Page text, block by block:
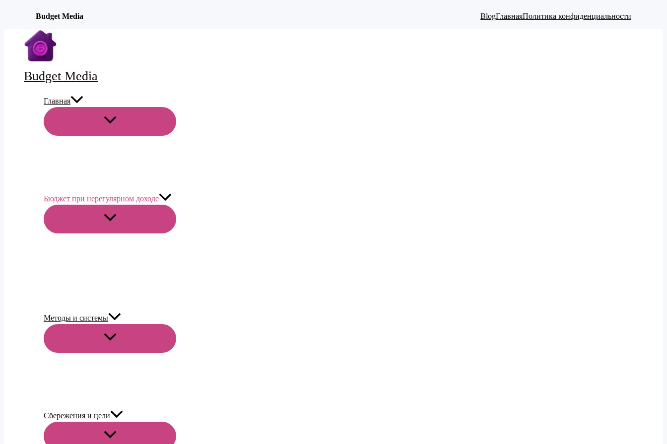
Budget Media BlogГлавнаяПолитика конфиденциальности
Перейти
содержимому
Budget Media
Главная
ПЕРЕКЛЮЧАТЕЛЬ
Бюджет при нерегулярном доходе
ПЕРЕКЛЮЧАТЕЛЬ
Методы и системы
ПЕРЕКЛЮЧАТЕЛЬ
Сбережения и цели
ПЕРЕКЛЮЧАТЕЛЬ